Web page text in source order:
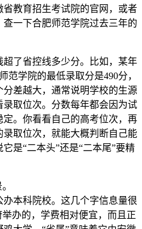
教育招生考试院的官网，或者
一下合肥师范学院过去三年的
了省控线多少分。比如，某年
范学院的最低录取分是490分，
差越大，通常说明学校的生源
取位次。分数每年都会因为试
。你看看自己的高考位次，再
取位次，就能大概判断自己能
是“二本头”还是“二本尾”要精
本科院校。这几个字信息量很
办的，学费相对便宜，而且正